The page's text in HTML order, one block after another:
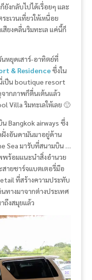
งกลับไปได้เรื่อยๆ และ
เวนเที่ยวให้เหนื่อย
ยงคลื่นริมทะเล แค่นี้ก็
หยุดเสาร์-อาทิตย์ที่
& Residenceซึ่งใน
ป็น boutique resort
ากภาพก็ตื่นเต้นแล้ว
Villa ริมทะเลให้เลย 🙂
Bangkok airways ซึ่ง
ฝั่งอันดามันมาอยู่ด้าน
Sea มารับที่สนามบิน …
ร้อมแนะนำสิ่งอำนวย
สายชาร์จแบตเตอรี่มือ
ที่สร้างความประทับ
ทางมาจากต่างประเทศ
ถึงสมุยแล้ว